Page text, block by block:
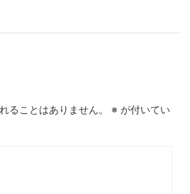
ることはありません。 ※ が付いてい